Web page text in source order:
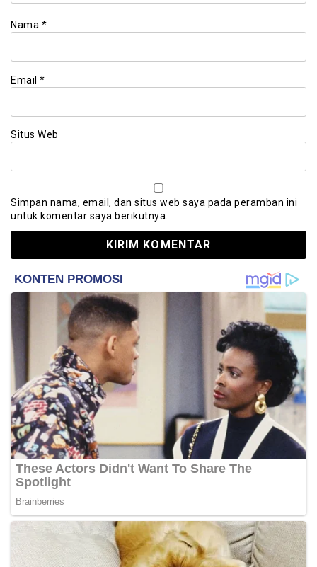
Nama *
Email *
Situs Web
Simpan nama, email, dan situs web saya pada peramban ini
untuk komentar saya berikutnya.